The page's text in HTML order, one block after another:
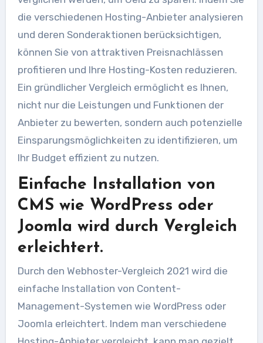
die verschiedenen Hosting-Anbieter analysieren
und deren Sonderaktionen berücksichtigen,
können Sie von attraktiven Preisnachlässen
profitieren und Ihre Hosting-Kosten reduzieren.
Ein gründlicher Vergleich ermöglicht es Ihnen,
nicht nur die Leistungen und Funktionen der
Anbieter zu bewerten, sondern auch potenzielle
Einsparungsmöglichkeiten zu identifizieren, um
Ihr Budget effizient zu nutzen.
Einfache Installation von
CMS wie WordPress oder
Joomla wird durch Vergleich
erleichtert.
Durch den Webhoster-Vergleich 2021 wird die
einfache Installation von Content-
Management-Systemen wie WordPress oder
Joomla erleichtert. Indem man verschiedene